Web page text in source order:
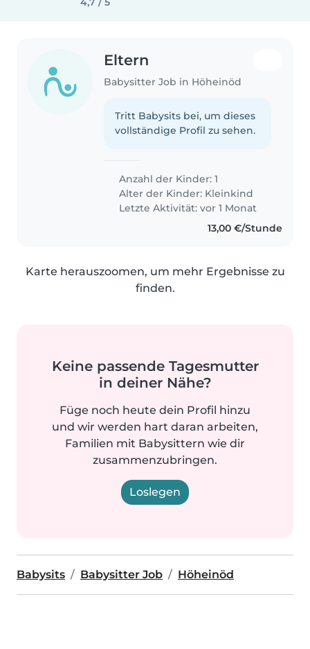
Eltern
Babysitter Job in Höheinöd
Tritt Babysits bei, um dieses
vollständige Profil zu sehen.
Anzahl der Kinder: 1
Alter der Kinder: Kleinkind
Letzte Aktivität: vor 1 Monat
13,00 €/Stunde
Karte herauszoomen, um mehr Ergebnisse zu
finden.
Keine passende Tagesmutter
in deiner Nähe?
Füge noch heute dein Profil hinzu
und wir werden hart daran arbeiten,
Familien mit Babysittern wie dir
zusammenzubringen.
Loslegen
Babysits Babysitter Job Höheinöd